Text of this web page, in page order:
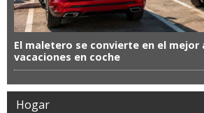
El maletero se convierte en el mejor
vacaciones en coche
Hogar